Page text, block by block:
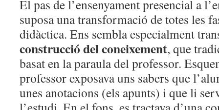
El pas de l’ensenyament presencial a
suposa una transformació de totes les
didàctica. Ens sembla especialment
construcció del coneixement, que
basat en la paraula del professor.
professor exposava uns sabers que
unes anotacions (els apunts) i que li